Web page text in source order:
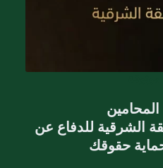
الشرقية للدفاع عن
حقوقك